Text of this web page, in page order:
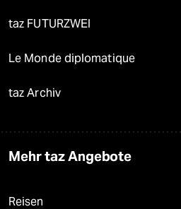
taz FUTURZWEI
Le Monde diplomatique
taz Archiv
Mehr taz Angebote
Reisen